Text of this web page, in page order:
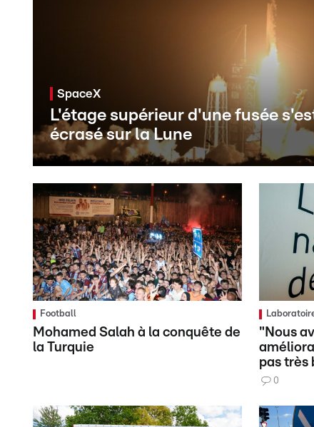
SpaceX
L'étage supérieur d'une fusée
écrasé sur la Lune
Football
Mohamed Salah à la conquête de
la Turquie
"Nous
pas très
0